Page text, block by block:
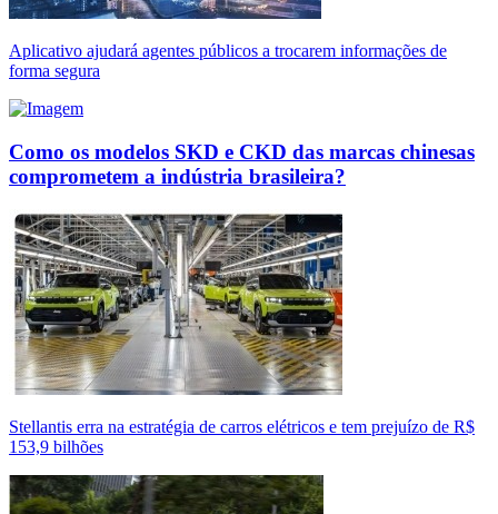
Aplicativo ajudará agentes públicos a trocarem informações de
forma segura
Como os modelos SKD e CKD das marcas chinesas
comprometem a indústria brasileira?
Stellantis erra na estratégia de carros elétricos e tem prejuízo de R$
153,9 bilhões